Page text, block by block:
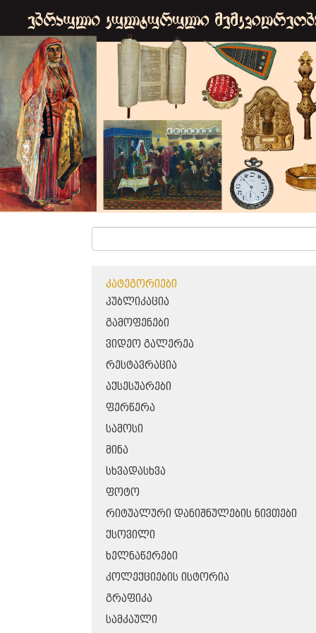
ᲙᲐᲢᲔᲒᲝᲠᲘᲔᲑᲘ
ᲞᲣᲑᲚᲘᲙᲐᲪᲘᲐ
ᲒᲐᲛᲝᲤᲔᲜᲔᲑᲘ
ᲕᲘᲓᲔᲝ ᲒᲐᲚᲔᲠᲔᲐ
ᲠᲔᲡᲢᲐᲕᲠᲐᲪᲘᲐ
ᲐᲥᲡᲔᲡᲣᲐᲠᲔᲑᲘ
ᲤᲔᲠᲬᲔᲠᲐ
ᲡᲐᲛᲝᲡᲘ
ᲛᲘᲜᲐ
ᲡᲮᲕᲐᲓᲐᲡᲮᲕᲐ
ᲤᲝᲢᲝ
ᲠᲘᲢᲣᲐᲚᲣᲠᲘ ᲓᲐᲜᲘᲨᲜᲣᲚᲔᲑᲘᲡ ᲜᲘᲕᲗᲔᲑᲘ
ᲥᲡᲝᲕᲘᲚᲘ
ᲮᲔᲚᲜᲐᲬᲔᲠᲔᲑᲘ
ᲙᲝᲚᲔᲥᲪᲘᲔᲑᲘᲡ ᲘᲡᲢᲝᲠᲘᲐ
ᲒᲠᲐᲤᲘᲙᲐ
ᲡᲐᲛᲙᲐᲣᲚᲘ